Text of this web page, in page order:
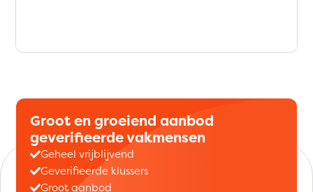
Groot en groeiend aanbod
geverifieerde vakmensen
Geheel vrijblijvend
Geverifieerde klussers
Groot aanbod